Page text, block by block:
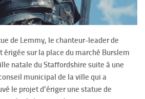
de Lemmy, le chanteur-leader de
sur la place du marché Burslem
natale du Staffordshire suite à une
municipal de la ville qui a
le projet d’ériger une statue de